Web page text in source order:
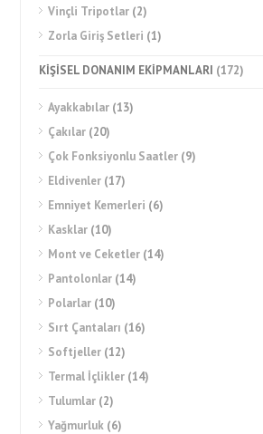
Vinçli Tripotlar (2)
Zorla Giriş Setleri (1)
KİŞİSEL DONANIM EKİPMANLARI (172)
Ayakkabılar (13)
Çakılar (20)
Çok Fonksiyonlu Saatler (9)
Eldivenler (17)
Emniyet Kemerleri (6)
Kasklar (10)
Mont ve Ceketler (14)
Pantolonlar (14)
Polarlar (10)
Sırt Çantaları (16)
Softjeller (12)
Termal İçlikler (14)
Tulumlar (2)
Yağmurluk (6)